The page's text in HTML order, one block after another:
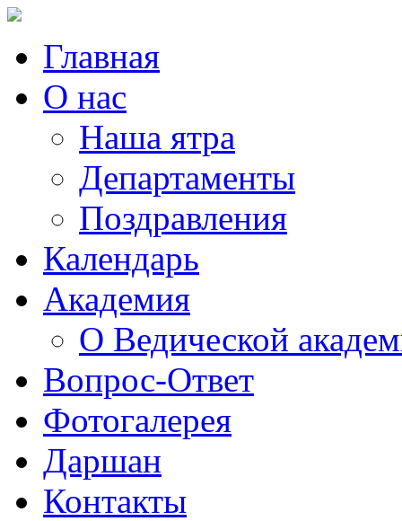
Главная
О нас
Наша ятра
Департаменты
Поздравления
Календарь
Академия
О Ведической
Вопрос-Ответ
Фотогалерея
Даршан
Контакты